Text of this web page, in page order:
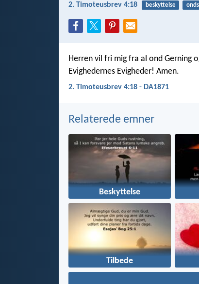
2. Timoteusbrev 4:18 beskyttelse
Herren vil fri mig fra al ond Gerning
Evighedernes Evigheder! Amen.
2. Timoteusbrev 4:18 - DA1871
Relaterede emner
Beskyttelse
Tilbede